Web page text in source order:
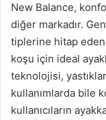
New Balance,
diğer markadır.
tiplerine hitap
koşu için ideal
teknolojisi,
kullanımlarda bile
kullanıcıların